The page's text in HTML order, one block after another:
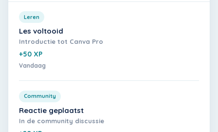
Leren
Les voltooid
Introductie tot Canva Pro
+50 XP
Vandaag
Community
Reactie geplaatst
In de community discussie